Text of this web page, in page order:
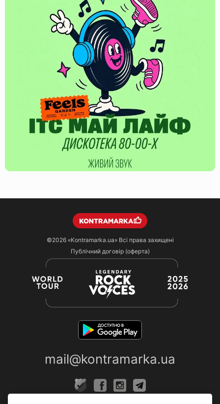
©2026 «Kontramarka.ua»Всі права захищені
Публічний договір (оферта)
mail@kontramarka.ua